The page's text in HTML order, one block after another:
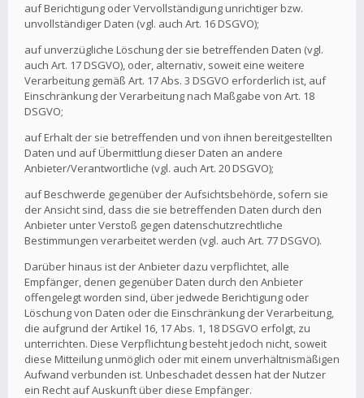
auf Berichtigung oder Vervollständigung unrichtiger bzw.
unvollständiger Daten (vgl. auch Art. 16 DSGVO);
auf unverzügliche Löschung der sie betreffenden Daten (vgl.
auch Art. 17 DSGVO), oder, alternativ, soweit eine weitere
Verarbeitung gemäß Art. 17 Abs. 3 DSGVO erforderlich ist, auf
Einschränkung der Verarbeitung nach Maßgabe von Art. 18
DSGVO;
auf Erhalt der sie betreffenden und von ihnen bereitgestellten
Daten und auf Übermittlung dieser Daten an andere
Anbieter/Verantwortliche (vgl. auch Art. 20 DSGVO);
auf Beschwerde gegenüber der Aufsichtsbehörde, sofern sie
der Ansicht sind, dass die sie betreffenden Daten durch den
Anbieter unter Verstoß gegen datenschutzrechtliche
Bestimmungen verarbeitet werden (vgl. auch Art. 77 DSGVO).
Darüber hinaus ist der Anbieter dazu verpflichtet, alle
Empfänger, denen gegenüber Daten durch den Anbieter
offengelegt worden sind, über jedwede Berichtigung oder
Löschung von Daten oder die Einschränkung der Verarbeitung,
die aufgrund der Artikel 16, 17 Abs. 1, 18 DSGVO erfolgt, zu
unterrichten. Diese Verpflichtung besteht jedoch nicht, soweit
diese Mitteilung unmöglich oder mit einem unverhältnismäßigen
Aufwand verbunden ist. Unbeschadet dessen hat der Nutzer
ein Recht auf Auskunft über diese Empfänger.